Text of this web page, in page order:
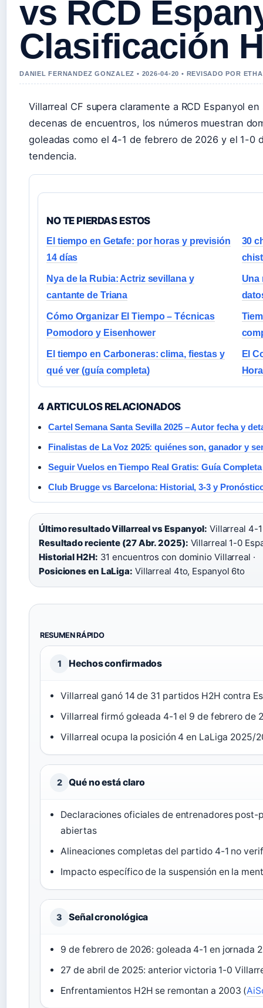
vs RCD
Clasificación
DANIEL FERNANDEZ GONZALEZ • 2026-04-20 • REVISADO POR
Villarreal CF supera claramente a RCD Espanyol
decenas de encuentros, los números muestran
goleadas como el 4-1 de febrero de 2026 y el 1-0
tendencia.
NO TE PIERDAS ESTOS
El tiempo en Getafe: por horas y previsión
14 días
30
Nya de la Rubia: Actriz sevillana y
cantante de Triana
Una
Cómo Organizar El Tiempo – Técnicas
Pomodoro y Eisenhower
El tiempo en Carboneras: clima, fiestas y
qué ver (guía completa)
El
4 ARTICULOS RELACIONADOS
Cartel Semana Santa Sevilla 2025 – Autor fecha y
Finalistas de La Voz 2025: quiénes son, ganador y
Seguir Vuelos en Tiempo Real Gratis: Guía Completa
Club Brugge vs Barcelona: Historial, 3-3 y
Último resultado Villarreal vs Espanyol: Villarreal 4-1
Resultado reciente (27 Abr. 2025): Villarreal 1-0
Historial H2H: 31 encuentros con dominio Villarreal ·
Posiciones en LaLiga: Villarreal 4to, Espanyol 6to
RESUMEN RÁPIDO
1 Hechos confirmados
Villarreal ganó 14 de 31 partidos H2H contra
Villarreal firmó goleada 4-1 el 9 de febrero de
Villarreal ocupa la posición 4 en LaLiga 2025/
2 Qué no está claro
Declaraciones oficiales de entrenadores
abiertas
Alineaciones completas del partido 4-1 no
Impacto específico de la suspensión en la
3 Señal cronológica
9 de febrero de 2026: goleada 4-1 en jornada
27 de abril de 2025: anterior victoria 1-0
Enfrentamientos H2H se remontan a 2003 (